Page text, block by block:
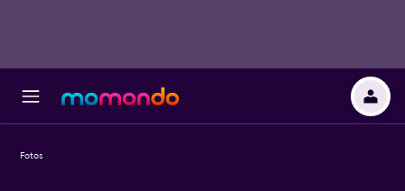
Fotos